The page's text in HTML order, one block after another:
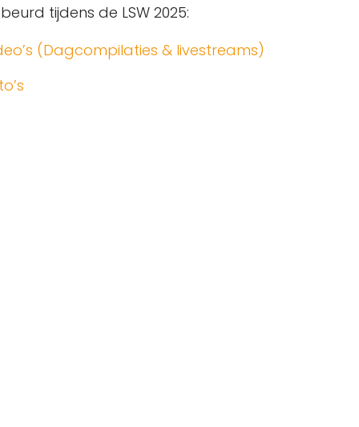
tijdens de LSW 2025:
(Dagcompilaties & livestreams)